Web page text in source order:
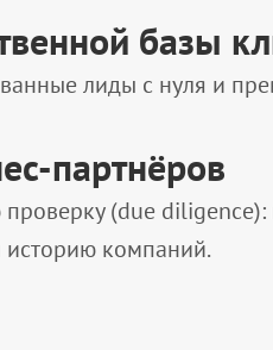
базы
лиды с нуля и
партнёров
(due diligence):
историю компаний.